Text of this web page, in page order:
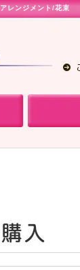
アレンジメント /花束